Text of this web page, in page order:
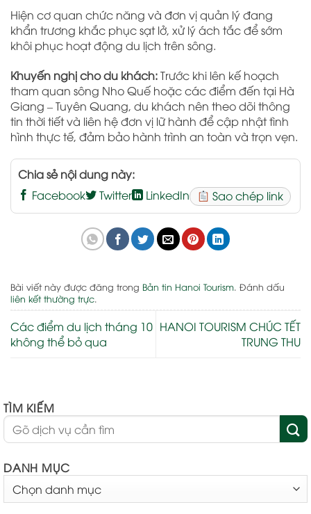
Hiện cơ quan chức năng và đơn vị quản lý đang
khẩn trương khắc phục sạt lở, xử lý ách tắc để sớm
khôi phục hoạt động du lịch trên sông.
Khuyến nghị cho du khách:Trước khi lên kế hoạch
tham quan sông Nho Quế hoặc các điểm đến tại Hà
Giang – Tuyên Quang, du khách nên theo dõi thông
tin thời tiết và liên hệ đơn vị lữ hành để cập nhật tình
hình thực tế, đảm bảo hành trình an toàn và trọn vẹn.
Chia sẻ nội dung này:
Facebook
Twitter LinkedIn Sao chép link
Bài viết này được đăng trong Bản tin Hanoi Tourism. Đánh dấu
liên kết thường trực.
Các điểm du lịch tháng 10
không thể bỏ qua
HANOI TOURISM CHÚC TẾT
TRUNG THU
TÌM KIẾM
DANH MỤC
MỤC